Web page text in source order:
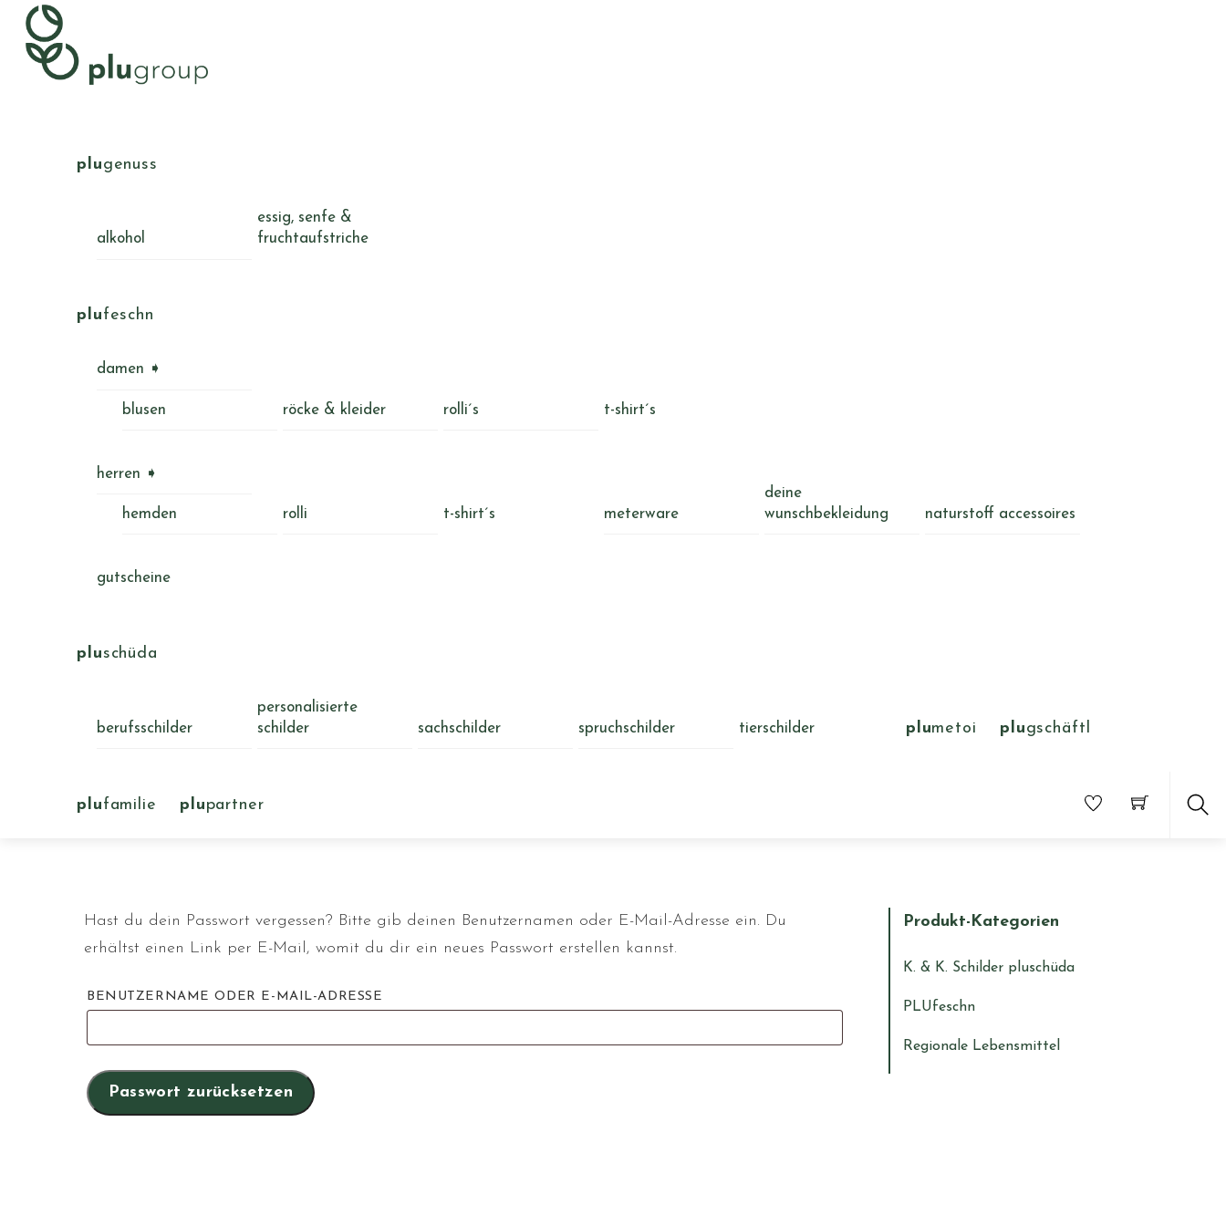
Skip
content
Menu
plugenuss
alkohol
essig, senfe &
fruchtaufstriche
plufeschn
damen ➧
blusen röcke & kleider rolli´s t-shirt´s
herren ➧
hemden rolli t-shirt´s meterware
deine
wunschbekleidung
naturstoff accessoires
gutscheine
pluschüda
berufsschilder
personalisierte
schilder
sachschilder spruchschilder tierschilder plumetoi plugschäftl
plufamilie plupartner
Hast du dein Passwort vergessen? Bitte gib deinen Benutzernamen oder E-Mail-Adresse ein. Du
erhältst einen Link per E-Mail, womit du dir ein neues Passwort erstellen kannst.
BENUTZERNAME ODER E-MAIL-ADRESSE
Passwort zurücksetzen
Produkt-Kategorien
K. & K. Schilder pluschüda
PLUfeschn
Regionale Lebensmittel